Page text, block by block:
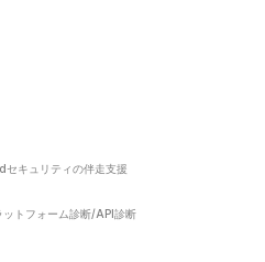
キュリティの伴走支援
トフォーム診断/API診断